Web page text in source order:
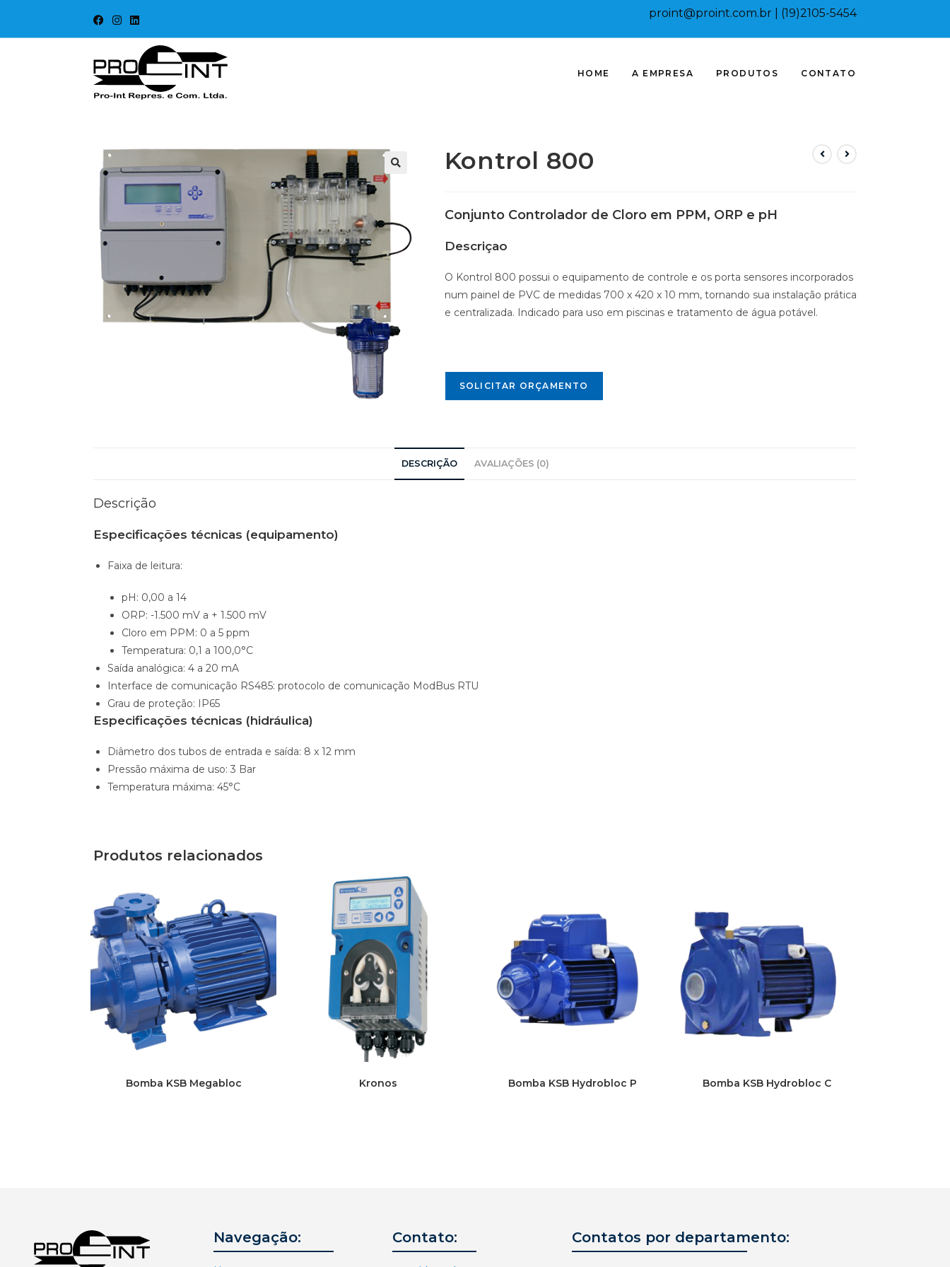
proint@proint.com.br | (19)2105-5454
HOME A EMPRESA PRODUTOS CONTATO
Kontrol 800
Conjunto Controlador de Cloro em PPM, ORP e pH
Descriçao
O Kontrol 800 possui o equipamento de controle e os porta sensores incorporados
num painel de PVC de medidas 700 x 420 x 10 mm, tornando sua instalação prática
e centralizada. Indicado para uso em piscinas e tratamento de água potável.
SOLICITAR ORÇAMENTO
DESCRIÇÃO AVALIAÇÕES (0)
Descrição
Especificações técnicas (equipamento)
Faixa de leitura:
pH: 0,00 a 14
ORP: -1.500 mV a + 1.500 mV
Cloro em PPM: 0 a 5 ppm
Temperatura: 0,1 a 100,0°C
Saída analógica: 4 a 20 mA
Interface de comunicação RS485: protocolo de comunicação ModBus RTU
Grau de proteção: IP65
Especificações técnicas (hidráulica)
Diâmetro dos tubos de entrada e saída: 8 x 12 mm
Pressão máxima de uso: 3 Bar
Temperatura máxima: 45°C
Produtos relacionados
Bomba KSB Megabloc Kronos Bomba KSB Hydrobloc P Bomba KSB Hydrobloc C
Navegação: Contato: Contatos por departamento: